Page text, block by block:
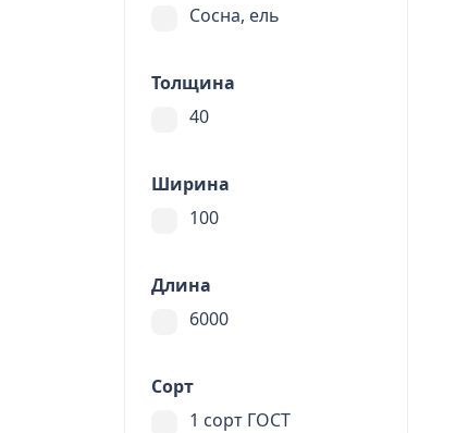
Сосна, ель
Толщина
40
Ширина
100
Длина
6000
Сорт
1 сорт ГОСТ